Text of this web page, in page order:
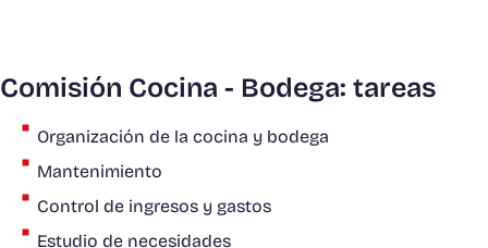
Comisión Cocina - Bodega: tareas
Organización de la cocina y bodega
Mantenimiento
Control de ingresos y gastos
Estudio de necesidades